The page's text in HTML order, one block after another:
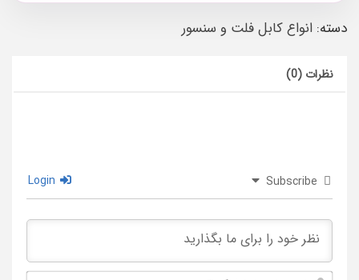
دسته: انواع کابل فلت و سنسور
نظرات (0)
Subscribe